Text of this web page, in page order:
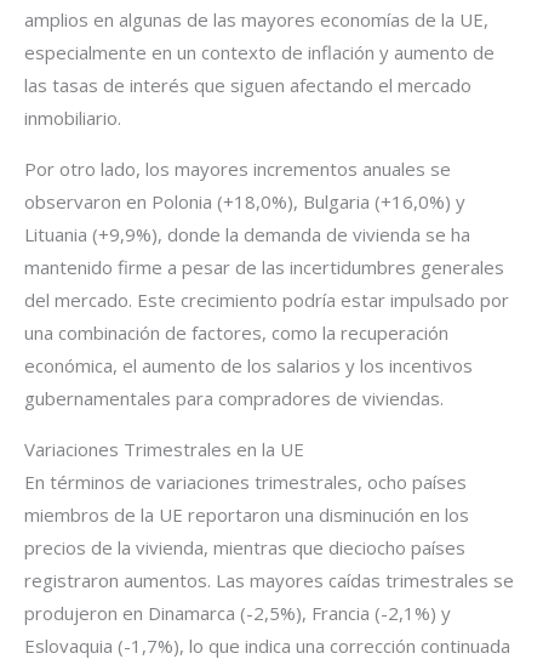
amplios en algunas de las mayores economías de la UE,
especialmente en un contexto de inflación y aumento de
las tasas de interés que siguen afectando el mercado
inmobiliario.
Por otro lado, los mayores incrementos anuales se
observaron en Polonia (+18,0%), Bulgaria (+16,0%) y
Lituania (+9,9%), donde la demanda de vivienda se ha
mantenido firme a pesar de las incertidumbres generales
del mercado. Este crecimiento podría estar impulsado por
una combinación de factores, como la recuperación
económica, el aumento de los salarios y los incentivos
gubernamentales para compradores de viviendas.
Variaciones Trimestrales en la UE
En términos de variaciones trimestrales, ocho países
miembros de la UE reportaron una disminución en los
precios de la vivienda, mientras que dieciocho países
registraron aumentos. Las mayores caídas trimestrales se
produjeron en Dinamarca (-2,5%), Francia (-2,1%) y
Eslovaquia (-1,7%), lo que indica una corrección continuada